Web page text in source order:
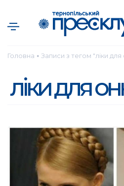
Головна ● Записи з тегом "ліки
ліки для